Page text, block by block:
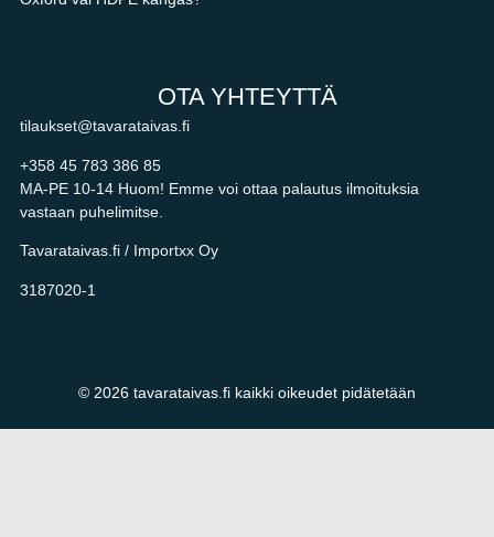
OTA YHTEYTTÄ
tilaukset@tavarataivas.fi
+358 45 783 386 85
MA-PE 10-14 Huom! Emme voi ottaa palautus ilmoituksia
vastaan puhelimitse.
Tavarataivas.fi / Importxx Oy
3187020-1
© 2026 tavarataivas.fi kaikki oikeudet pidätetään